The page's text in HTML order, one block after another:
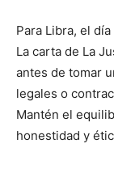
Para Libra, el
La carta de La
antes de tomar
legales o
Mantén el
honestidad y